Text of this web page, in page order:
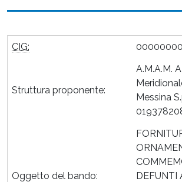
CIG:
Struttura proponente:
A.M.A.M.
Messina
Oggetto del bando:
DEFUNTI